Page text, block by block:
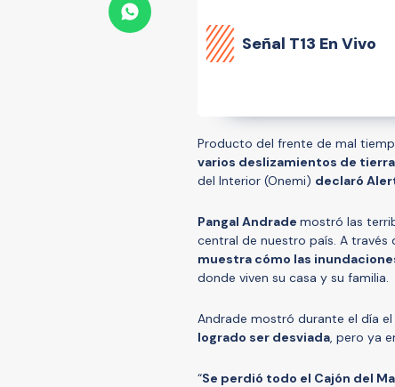
Señal T13 En Vivo
Producto del frente de mal
varios deslizamientos de tierra
del Interior (Onemi) declaró
Pangal Andrade mostró las
central de nuestro país. A
muestra cómo las
donde viven su casa y su familia.
Andrade mostró durante el día
logrado ser desviada, pero ya
“Se perdió todo el Cajón del